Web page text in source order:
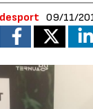
09/11/